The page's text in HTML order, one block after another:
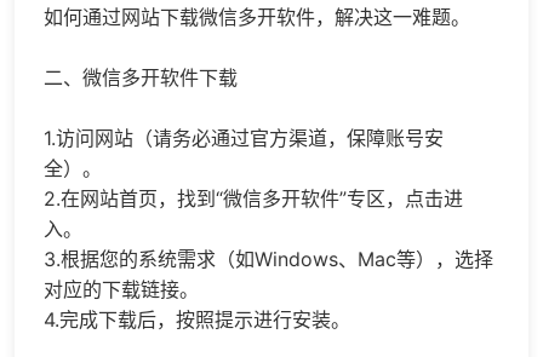
如何通过网站下载微信多开软件，解决这一难题。
二、 微信多开软件下载
1.访问网站（请务必通过官方渠道，保障账号安
全）。
2.在网站首页，找到“微信多开软件”专区，点击进
入。
3.根据您的系统需求（如Windows、Mac等），选择
对应的下载链接。
4.完成下载后，按照提示进行安装。